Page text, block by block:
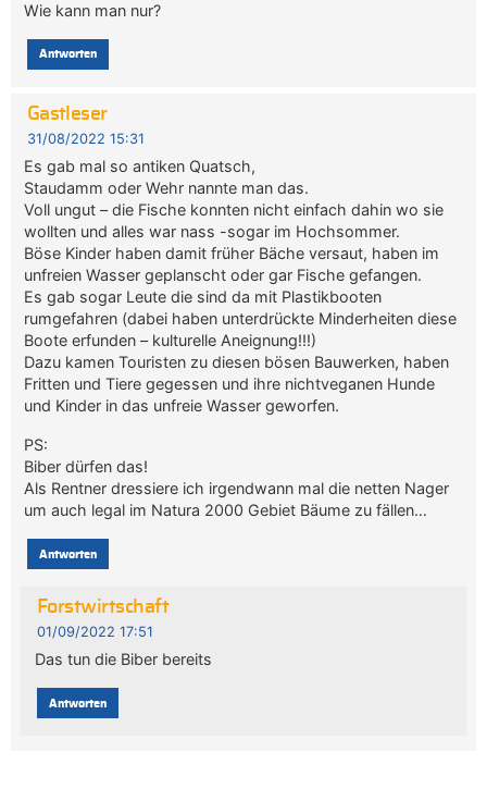
Wie kann man nur?
Antworten
Gastleser
31/08/2022 15:31
Es gab mal so antiken Quatsch,
Staudamm oder Wehr nannte man das.
Voll ungut – die Fische konnten nicht einfach dahin wo sie
wollten und alles war nass -sogar im Hochsommer.
Böse Kinder haben damit früher Bäche versaut, haben im
unfreien Wasser geplanscht oder gar Fische gefangen.
Es gab sogar Leute die sind da mit Plastikbooten
rumgefahren (dabei haben unterdrückte Minderheiten diese
Boote erfunden – kulturelle Aneignung!!!)
Dazu kamen Touristen zu diesen bösen Bauwerken, haben
Fritten und Tiere gegessen und ihre nichtveganen Hunde
und Kinder in das unfreie Wasser geworfen.
PS:
Biber dürfen das!
Als Rentner dressiere ich irgendwann mal die netten Nager
um auch legal im Natura 2000 Gebiet Bäume zu fällen…
Antworten
Forstwirtschaft
01/09/2022 17:51
Das tun die Biber bereits
Antworten